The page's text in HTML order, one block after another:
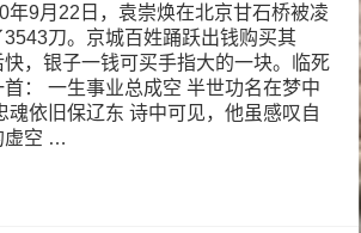
年9月22日，袁崇焕在北京甘石桥被凌
刀。京城百姓踊跃出钱购买其
，银子一钱可买手指大的一块。临死
： 一生事业总成空 半世功名在梦中
魂依旧保辽东 诗中可见，他虽感叹自
虚空 …